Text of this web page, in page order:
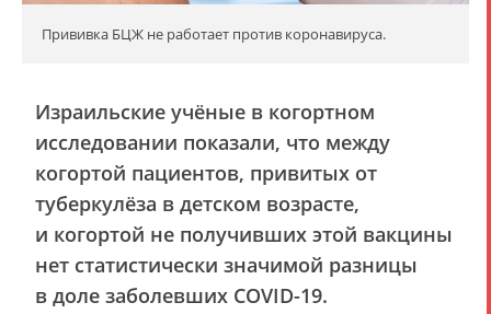
Прививка БЦЖ не работает против коронавируса.
Израильские учёные в когортном
исследовании показали, что между
когортой пациентов, привитых от
туберкулёза в детском возрасте,
и когортой не получивших этой вакцины
нет статистически значимой разницы
в доле заболевших COVID-19.